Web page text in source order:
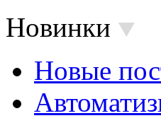
Новинки
Новые